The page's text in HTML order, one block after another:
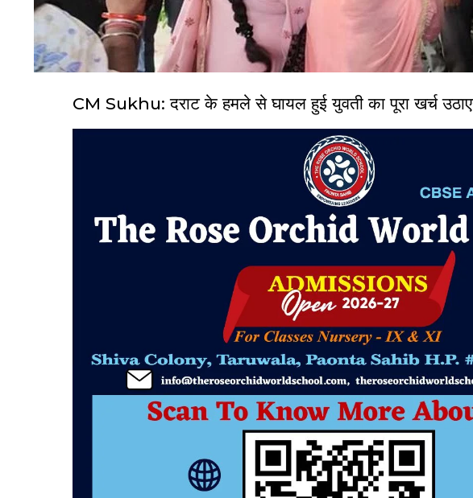
CM Sukhu: दराट के हमले से घायल हुई युवती का पूरा खर्च